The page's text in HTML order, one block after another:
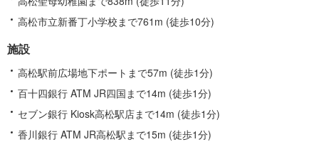
高松市立新番丁小学校まで761m (徒歩10分)
施設
高松駅前広場地下ポートまで57m (徒歩1分)
百十四銀行 ATM JR四国まで14m (徒歩1分)
セブン銀行 Kiosk高松駅店まで14m (徒歩1分)
香川銀行 ATM JR高松駅まで15m (徒歩1分)